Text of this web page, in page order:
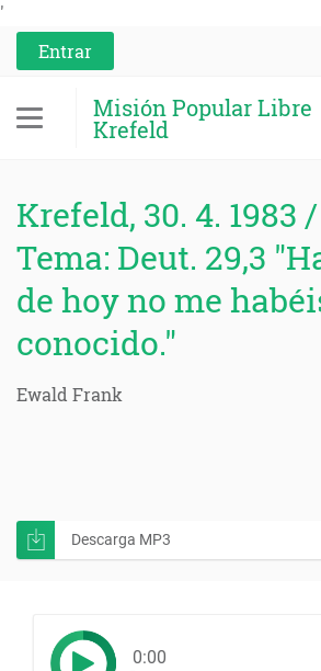
'
Entrar
Misión Popular Libre
Krefeld
Krefeld, 30. 4. 1983 /
Tema: Deut. 29,3
de hoy no me
conocido."
Ewald Frank
Descarga MP3
0:00